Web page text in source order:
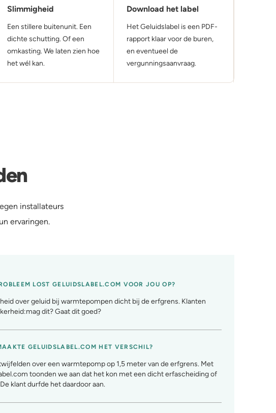
Slimmigheid
Een stillere buitenunit. Een
dichte schutting. Of een
omkasting. We laten zien hoe
het wél kan.
Download het label
Het Geluidslabel is een PDF-
rapport klaar voor de buren,
en eventueel de
vergunningsaanvraag.
installateurs
ervaringen.
LOST GELUIDSLABEL.COM VOOR JOU OP?
over geluid bij warmtepompen dicht bij de erfgrens. Klanten
dit? Gaat dit goed?
GELUIDSLABEL.COM HET VERSCHIL?
over een warmtepomp op 1,5 meter van de erfgrens. Met
toonden we aan dat het kon met een dicht erfascheiding of
klant durfde het daardoor aan.